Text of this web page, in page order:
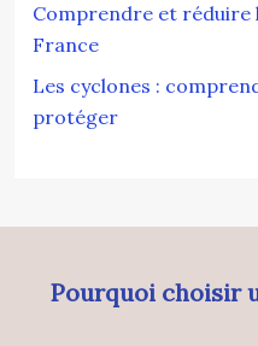
Comprendre et réduire
France
Les cyclones :
protéger
Pourquoi choisir